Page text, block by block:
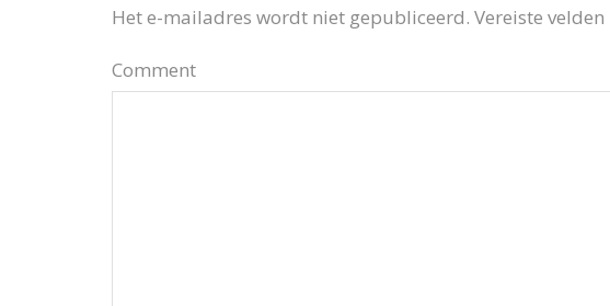
Het e-mailadres wordt niet gepubliceerd. Vereiste
Comment